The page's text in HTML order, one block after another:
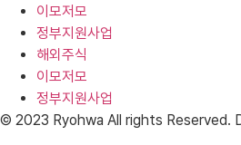
이모저모
정부지원사업
해외주식
이모저모
정부지원사업
© 2023 Ryohwa All rights Reserved.